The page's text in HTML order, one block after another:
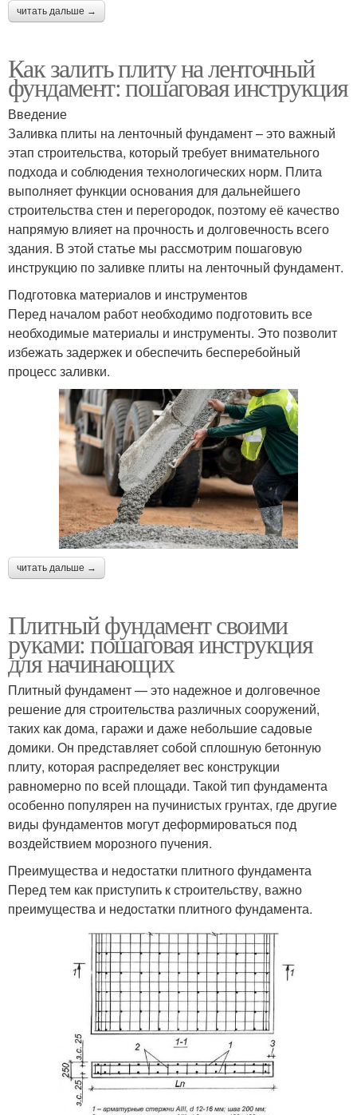
читать дальше →
Как залить плиту на ленточный
фундамент: пошаговая инструкция
Введение
Заливка плиты на ленточный фундамент – это важный
этап строительства, который требует внимательного
подхода и соблюдения технологических норм. Плита
выполняет функции основания для дальнейшего
строительства стен и перегородок, поэтому её качество
напрямую влияет на прочность и долговечность всего
здания. В этой статье мы рассмотрим пошаговую
инструкцию по заливке плиты на ленточный фундамент.
Подготовка материалов и инструментов
Перед началом работ необходимо подготовить все
необходимые материалы и инструменты. Это позволит
избежать задержек и обеспечить бесперебойный
процесс заливки.
читать дальше →
Плитный фундамент своими
руками: пошаговая инструкция
для начинающих
Плитный фундамент — это надежное и долговечное
решение для строительства различных сооружений,
таких как дома, гаражи и даже небольшие садовые
домики. Он представляет собой сплошную бетонную
плиту, которая распределяет вес конструкции
равномерно по всей площади. Такой тип фундамента
особенно популярен на пучинистых грунтах, где другие
виды фундаментов могут деформироваться под
воздействием морозного пучения.
Преимущества и недостатки плитного фундамента
Перед тем как приступить к строительству, важно
преимущества и недостатки плитного фундамента.